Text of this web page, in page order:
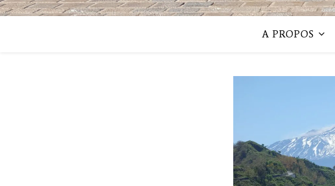
A PROPOS